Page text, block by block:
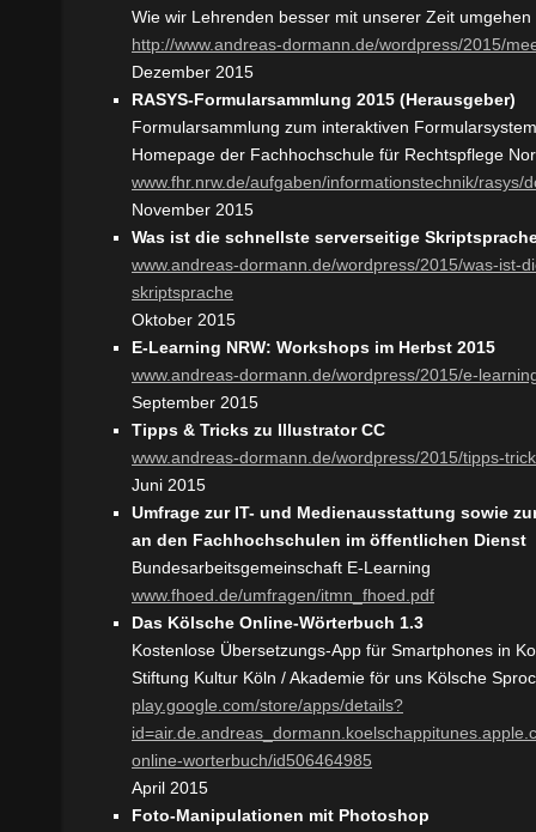
Wie wir Lehrenden besser mit unserer Zeit umgehen
http://www.andreas-dormann.de/wordpress/2015/
Dezember 2015
RASYS-Formularsammlung 2015 (Herausgeber)
Formularsammlung zum interaktiven
Homepage der Fachhochschule für Rechtspflege
www.fhr.nrw.de/aufgaben/informationstechnik/rasys/
November 2015
Was ist die schnellste serverseitige
www.andreas-dormann.de/wordpress/2015/was-ist-
skriptsprache
Oktober 2015
E-Learning NRW: Workshops im Herbst 2015
www.andreas-dormann.de/wordpress/2015/e-
September 2015
Tipps & Tricks zu Illustrator CC
www.andreas-dormann.de/wordpress/2015/tipps-
Juni 2015
Umfrage zur IT- und Medienausstattung sowie
an den Fachhochschulen im öffentlichen Dienst
Bundesarbeitsgemeinschaft E-Learning
www.fhoed.de/umfragen/itmn_fhoed.pdf
Das Kölsche Online-Wörterbuch 1.3
Kostenlose Übersetzungs-App für Smartphones in
Stiftung Kultur Köln / Akademie för uns Kölsche
play.google.com/store/apps/details?
online-worterbuch/id506464985
April 2015
Foto-Manipulationen mit Photoshop